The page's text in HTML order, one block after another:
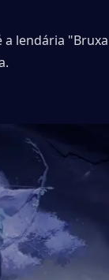
a lendária